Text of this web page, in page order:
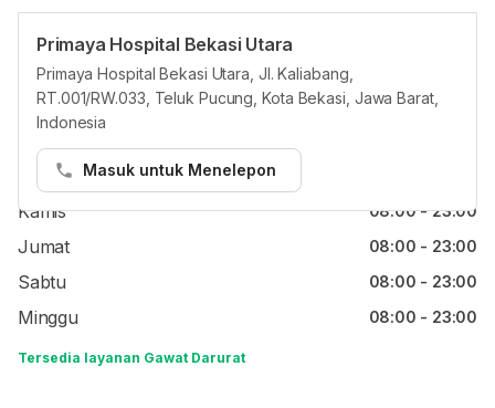
Primaya Hospital Bekasi Utara
Primaya Hospital Bekasi Utara, Jl. Kaliabang,
RT.001/RW.033, Teluk Pucung, Kota Bekasi, Jawa Barat,
Indonesia
Masuk untuk Menelepon
Jam reguler
Senin 08:00 - 23:00
Rabu
Kamis 08:00 - 23:00
Jumat 08:00 - 23:00
Sabtu 08:00 - 23:00
Minggu 08:00 - 23:00
Tersedia layanan Gawat Darurat